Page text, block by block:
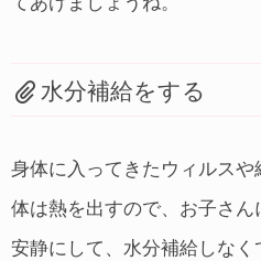
水分補給をする
身体に入ってきたウィルス
体は熱を出すので、お子さん
安静にして、水分補給しなく